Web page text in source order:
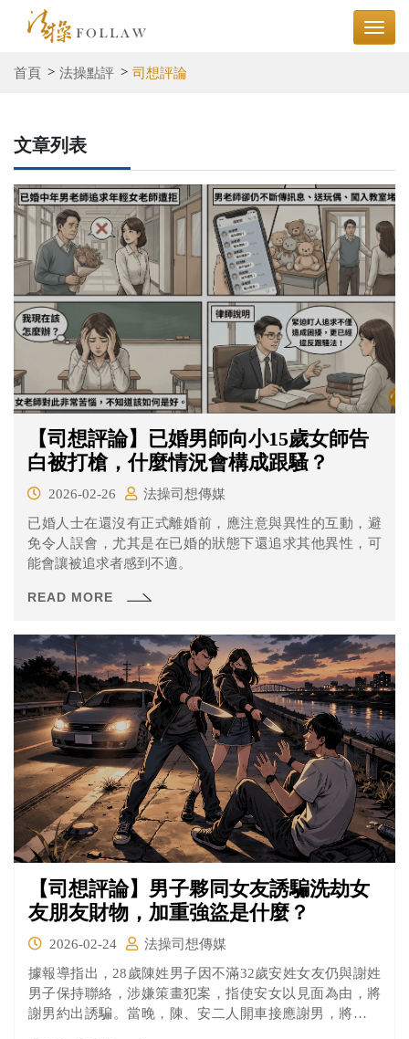
首頁 法操點評 司想評論
文章列表
【司想評論】已婚男師向小15歲女師告
白被打槍，什麼情況會構成跟騷？
2026-02-26
法操司想傳媒
已婚人士在還沒有正式離婚前，應注意與異性的互動，避
免令人誤會，尤其是在已婚的狀態下還追求其他異性，可
能會讓被追求者感到不適。
READ MORE
【司想評論】男子夥同女友誘騙洗劫女
友朋友財物，加重強盜是什麼？
2026-02-24
法操司想傳媒
據報導指出，28歲陳姓男子因不滿32歲安姓女友仍與謝姓
男子保持聯絡，涉嫌策畫犯案，指使安女以見面為由，將
謝男約出誘騙。當晚，陳、安二人開車接應謝男，將其載